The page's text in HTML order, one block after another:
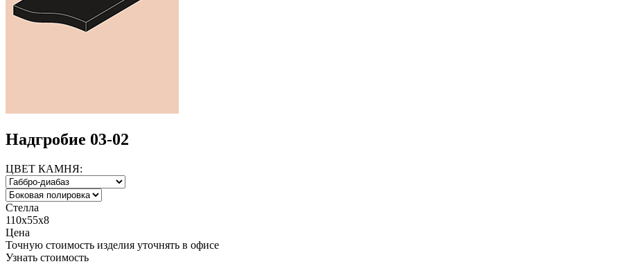
Надгробие 03-02
ЦВЕТ КАМНЯ:
Стелла
110x55x8
Цена
Точную стоимость изделия уточнять в офисе
Узнать стоимость